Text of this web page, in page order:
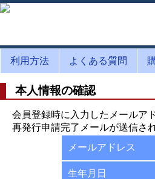
利用方法 よくある質問
本人情報の確認
会員登録時に入力したメールア
再発行申請完了メールが送信さ
メールアドレス
生年月日